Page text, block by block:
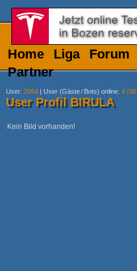
Home Liga Forum
Partner
User: 2064 | User (Gäste/ Bots) online: 4 (86
User Profil BIRULA
Kein Bild vorhanden!